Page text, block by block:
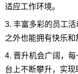
适应工作环境。
3. 丰富多彩的员工
之外也能拥有快乐和
4. 晋升机会广阔，
台上不断攀升，实现